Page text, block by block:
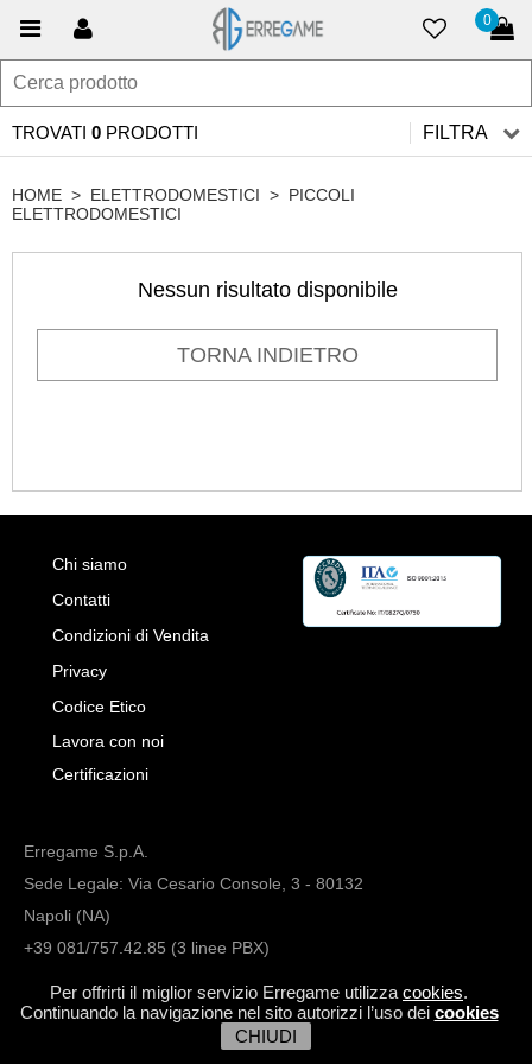
Per offrirti il miglior servizio Erregame utilizza cookies.
Continuando la navigazione nel sito autorizzi l’uso dei cookies
CHIUDI
0
TROVATI 0 PRODOTTI FILTRA
HOME > ELETTRODOMESTICI > PICCOLI
ELETTRODOMESTICI
Nessun risultato disponibile
TORNA INDIETRO
Chi siamo
Contatti
Condizioni di Vendita
Privacy
Codice Etico
Lavora con noi
Certificazioni
Erregame S.p.A.
Sede Legale: Via Cesario Console, 3 - 80132
Napoli (NA)
+39 081/757.42.85 (3 linee PBX)